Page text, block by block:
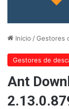
Inicio /Gestores
Gestores de
Ant